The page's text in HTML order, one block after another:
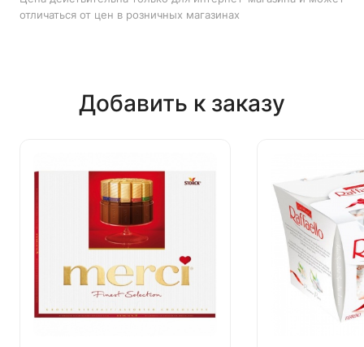
отличаться от цен в розничных магазинах
Добавить к заказу